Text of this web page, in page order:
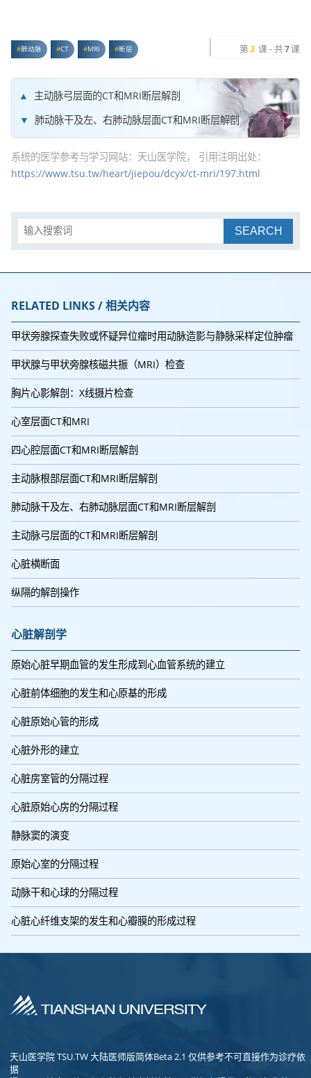
肺动脉 CT MRI 断层 第 3 课 - 共7课
主动脉弓层面的CT和MRI断层解剖
肺动脉干及左、右肺动脉层面CT和MRI断层解剖
系统的医学参考与学习网站：天山医学院， 引用注明出处：
https://www.tsu.tw/heart/jiepou/dcyx/ct-mri/197.html
SEARCH
RELATED LINKS / 相关内容
甲状旁腺探查失败或怀疑异位瘤时用动脉造影与静脉采样定位肿瘤
甲状腺与甲状旁腺核磁共振（MRI）检查
胸片心影解剖：X线摄片检查
心室层面CT和MRI
四心腔层面CT和MRI断层解剖
主动脉根部层面CT和MRI断层解剖
肺动脉干及左、右肺动脉层面CT和MRI断层解剖
主动脉弓层面的CT和MRI断层解剖
心脏横断面
纵隔的解剖操作
心脏解剖学
原始心脏早期血管的发生形成到心血管系统的建立
心脏前体细胞的发生和心原基的形成
心脏原始心管的形成
心脏外形的建立
心脏房室管的分隔过程
心脏原始心房的分隔过程
静脉窦的演变
原始心室的分隔过程
动脉干和心球的分隔过程
心脏心纤维支架的发生和心瓣膜的形成过程
天山医学院 TSU.TW 大陆医师版简体Beta 2.1 仅供参考不可直接作为诊疗依
据